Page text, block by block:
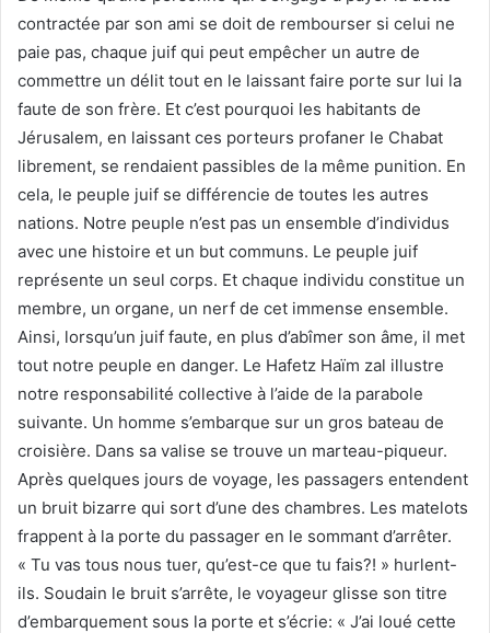
contractée par son ami se doit de rembourser si celui ne
paie pas, chaque juif qui peut empêcher un autre de
commettre un délit tout en le laissant faire porte sur lui la
faute de son frère. Et c’est pourquoi les habitants de
Jérusalem, en laissant ces porteurs profaner le Chabat
librement, se rendaient passibles de la même punition. En
cela, le peuple juif se différencie de toutes les autres
nations. Notre peuple n’est pas un ensemble d’individus
avec une histoire et un but communs. Le peuple juif
représente un seul corps. Et chaque individu constitue un
membre, un organe, un nerf de cet immense ensemble.
Ainsi, lorsqu’un juif faute, en plus d’abîmer son âme, il met
tout notre peuple en danger. Le Hafetz Haïm zal illustre
notre responsabilité collective à l’aide de la parabole
suivante. Un homme s’embarque sur un gros bateau de
croisière. Dans sa valise se trouve un marteau-piqueur.
Après quelques jours de voyage, les passagers entendent
un bruit bizarre qui sort d’une des chambres. Les matelots
frappent à la porte du passager en le sommant d’arrêter.
« Tu vas tous nous tuer, qu’est-ce que tu fais?! » hurlent-
ils. Soudain le bruit s’arrête, le voyageur glisse son titre
d’embarquement sous la porte et s’écrie: « J’ai loué cette